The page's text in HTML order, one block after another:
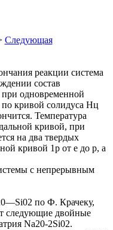
Следующая
реакции система
состав
при одновременной
по кривой солидуса Нц
Температура
кривой, при
на два твердых
кривой 1р от е до р, а
с непрерывным
по Ф. Крачеку,
следующие двойные
Na20-2Si02.